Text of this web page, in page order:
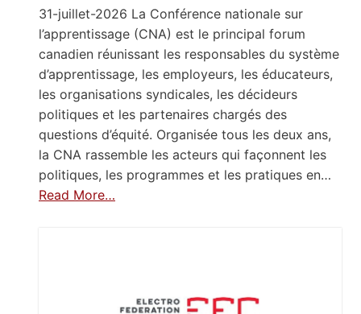
31-juillet-2026 La Conférence nationale sur
l’apprentissage (CNA) est le principal forum
canadien réunissant les responsables du système
d’apprentissage, les employeurs, les éducateurs,
les organisations syndicales, les décideurs
politiques et les partenaires chargés des
questions d’équité. Organisée tous les deux ans,
la CNA rassemble les acteurs qui façonnent les
politiques, les programmes et les pratiques en…
Read More…